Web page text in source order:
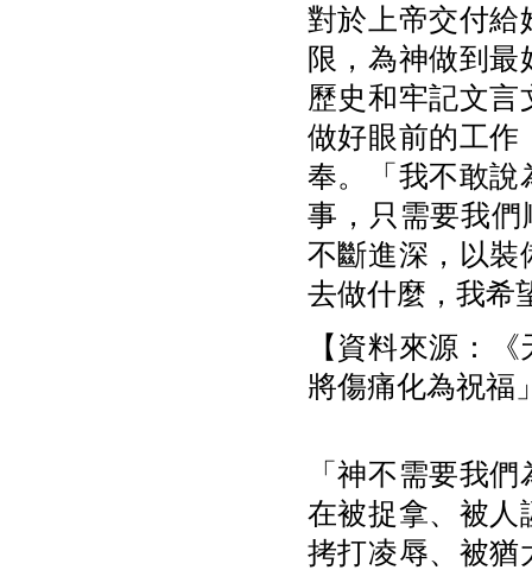
對於上帝交付給
限，為神做到
歷史和牢記文
做好眼前的工作
奉。「我不敢說
事，只需要我
不斷進深，以裝
去做什麼，我希
【資料來源：
將傷痛化為祝福
「神不需要我
在被捉拿、被人
拷打凌辱、被猶